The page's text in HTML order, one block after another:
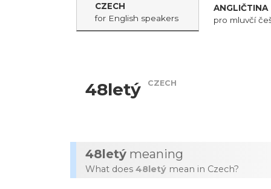
CZECH
for English speakers
ANGLIČTINA
pro mluvčí
48letý CZECH
48letý meaning
What does 48letý mean in Czech?